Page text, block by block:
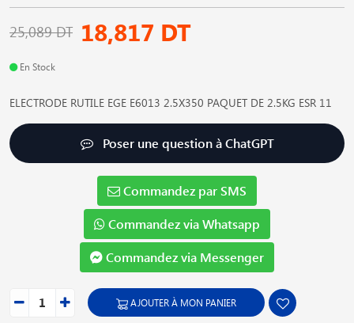
25,089 DT 18,817 DT
En Stock
ELECTRODE RUTILE EGE E6013 2.5X350 PAQUET DE 2.5KG ESR 11
Poser une question à ChatGPT
Commandez par SMS
Commandez via Whatsapp
Commandez via Messenger
AJOUTER À MON PANIER